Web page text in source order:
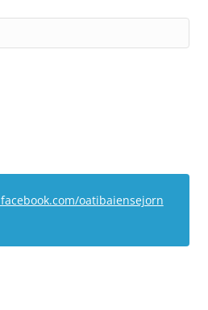
oatibaiensejorn